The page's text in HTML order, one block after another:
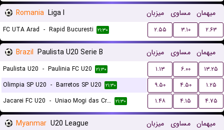
Romania Liga I میزبان مساوی میهمان
FC UTA Arad - Rapid Bucuresti ۲۱:۳۰ ۲.۵۵ ۳.۱۰ ۲.۶۳
Brazil Paulista U20 Serie B میزبان مساوی میهمان
Paulista U20 - Paulinia FC U20 ۲۱:۳۰ ۱.۱۳ ۶.۰۰
۱۳.۲۵
Olimpia SP U20 - Barretos SP U20 ۲۱:۳۰ ۹.۵۰ ۴.۵۰
۱.۲۵
Jacarei FC U20 - Uniao Mogi das Cruzes FC U20 ۲۱:۳۰ ۱.۴۸ ۴.۱۵ ۴.۷۵
Myanmar U20 League میزبان مساوی میهمان